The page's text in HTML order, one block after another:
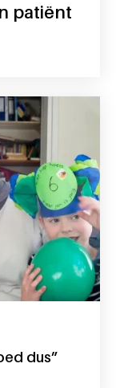
patiënt
tussen patiënt en
dus”
me: dít doet